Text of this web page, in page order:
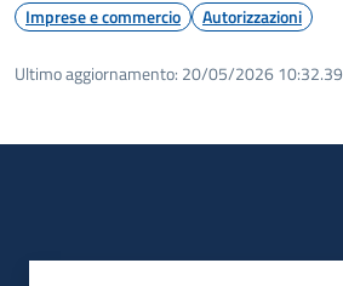
Imprese e commercio Autorizzazioni
Ultimo aggiornamento: 20/05/2026 10:32.39